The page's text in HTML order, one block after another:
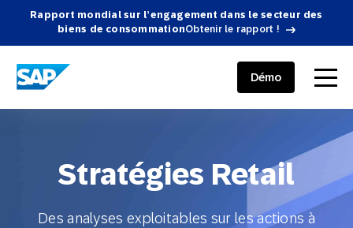
Rapport mondial sur l’engagement dans le secteur des
biens de consommationObtenir le rapport !
SAP ENGAGEMENT CLOUD menu
Démo
Stratégies Retail
Des analyses exploitables sur les actions à